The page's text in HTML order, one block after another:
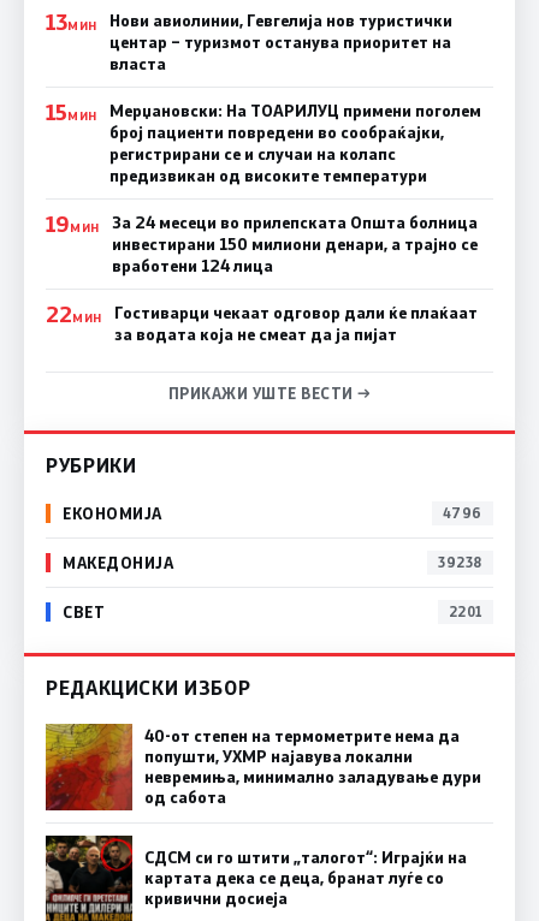
13МИН
Нови авиолинии, Гевгелија нов туристички
центар – туризмот останува приоритет на
власта
15МИН
Мерџановски: На ТОАРИЛУЦ примени поголем
број пациенти повредени во сообраќајки,
регистрирани се и случаи на колапс
предизвикан од високите температури
19МИН
За 24 месеци во прилепската Општа болница
инвестирани 150 милиони денари, а трајно се
вработени 124 лица
22МИН
Гостиварци чекаат одговор дали ќе плаќаат
за водата која не смеат да ја пијат
ПРИКАЖИ УШТЕ ВЕСТИ →
РУБРИКИ
ЕКОНОМИЈА 4796
МАКЕДОНИЈА 39238
СВЕТ 2201
РЕДАКЦИСКИ ИЗБОР
40-от степен на термометрите нема да
попушти, УХМР најавува локални
невремиња, минимално заладување дури
од сабота
СДСМ си го штити „талогот“: Играјќи на
картата дека се деца, бранат луѓе со
кривични досиеја